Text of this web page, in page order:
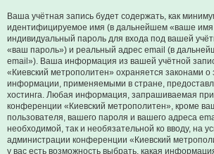
Ваша учётная запись будет содержать, как
идентифицируемое имя (в дальнейшем «ваше имя
индивидуальный пароль для входа под вашей
«ваш пароль») и реальный адрес email (в
email»). Ваша информация из вашей учётной
«Киевский метрополитен» охраняется законами
информации, применяемыми в стране,
хостинга. Любая информация, запрашиваемая при
конференции «Киевский метрополитен», кроме
пользователя, вашего пароля и вашего адреса
необходимой, так и необязательной ко вводу, на
администрации конференции «Киевский
у вас есть возможность выбрать, какая